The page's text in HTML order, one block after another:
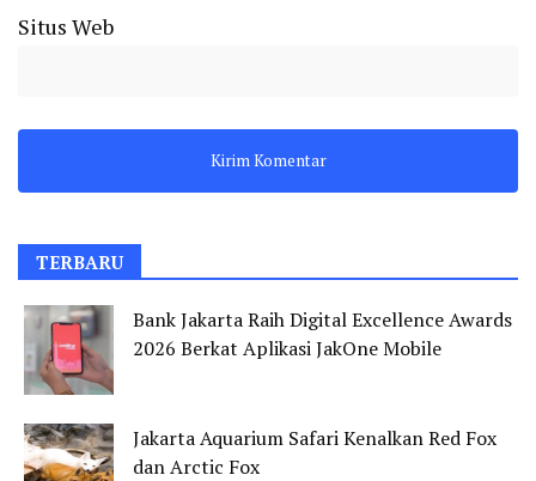
Situs Web
TERBARU
Bank Jakarta Raih Digital Excellence Awards
2026 Berkat Aplikasi JakOne Mobile
Jakarta Aquarium Safari Kenalkan Red Fox
dan Arctic Fox